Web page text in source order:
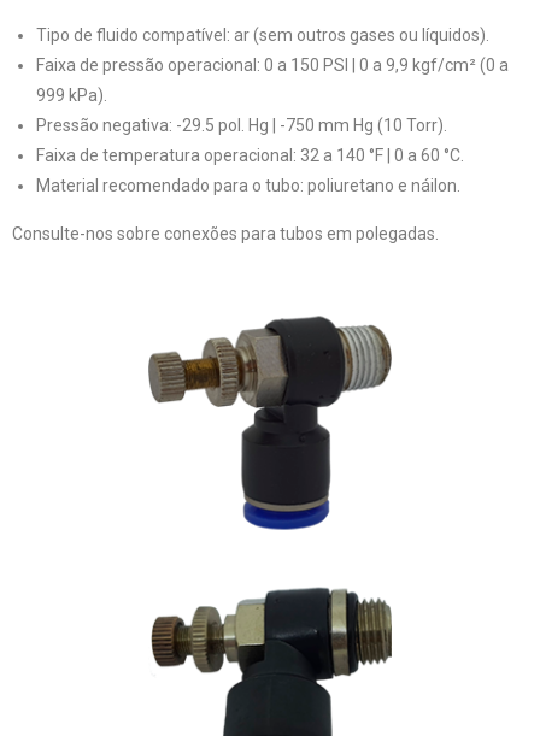
Tipo de fluido compatível: ar (sem outros gases ou líquidos).
Faixa de pressão operacional: 0 a 150 PSI | 0 a 9,9 kgf/cm² (0 a
999 kPa).
Pressão negativa: -29.5 pol. Hg | -750 mm Hg (10 Torr).
Faixa de temperatura operacional: 32 a 140 °F | 0 a 60 °C.
Material recomendado para o tubo: poliuretano e náilon.
Consulte-nos sobre conexões para tubos em polegadas.